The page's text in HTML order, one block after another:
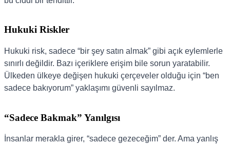
Hukuki Riskler
Hukuki risk, sadece “bir şey satın almak” gibi açık eylemlerle
sınırlı değildir. Bazı içeriklere erişim bile sorun yaratabilir.
Ülkeden ülkeye değişen hukuki çerçeveler olduğu için “ben
sadece bakıyorum” yaklaşımı güvenli sayılmaz.
“Sadece Bakmak” Yanılgısı
İnsanlar merakla girer, “sadece gezeceğim” der. Ama yanlış